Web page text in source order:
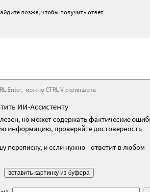
позже, чтобы получить ответ
Enter, можно CTRL-V скриншота
ИИ-Ассистенту
но может содержать фактические
информацию, проверяйте достоверность
переписку, и если нужно - ответит в любом